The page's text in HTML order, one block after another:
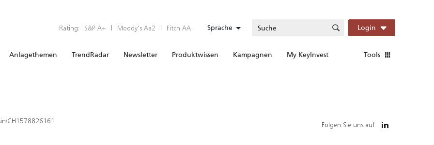
Rating: S&P A+ | Moody’s Aa2 | Fitch AA Sprache Login
Anlagethemen TrendRadar Newsletter Produktwissen Kampagnen My KeyInvest Tools
CH1578826161 Folgen Sie uns auf